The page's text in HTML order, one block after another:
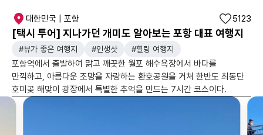
대한민국 | 포항
[택시 투어] 지나가던 개미도 알아보는 포항 대표 여행지
5123
#뷰가 좋은 여행지 #인생샷 #힐링 여행지
포항역에서 출발하여 맑고 깨끗한 월포 해수욕장에서 바다를
만끽하고, 아름다운 조망을 자랑하는 환호공원을 거쳐 한반도 최동단
호미곶 해맞이 광장에서 특별한 추억을 만드는 7시간 코스이다.